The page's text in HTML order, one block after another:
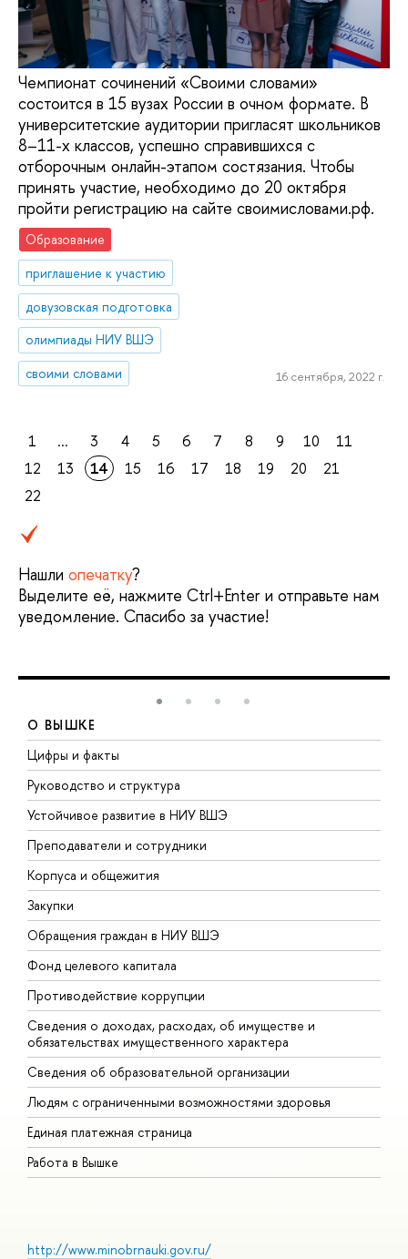
Чемпионат сочинений «Своими словами»
состоится в 15 вузах России в очном формате. В
университетские аудитории пригласят школьников
8–11-х классов, успешно справившихся с
отборочным онлайн-этапом состязания. Чтобы
принять участие, необходимо до 20 октября
пройти регистрацию на сайте своимисловами.рф.
Образование
приглашение к участию
довузовская подготовка
олимпиады НИУ ВШЭ
своими словами
16 сентября, 2022 г.
1 ... 3 4 5 6 7 8 9 10
11
12
13 14 15 16 17 18 19 20
21
22
Нашли опечатку?
Выделите её, нажмите Ctrl+Enter и отправьте нам
уведомление. Спасибо за участие!
О ВЫШКЕ
Цифры и факты
Руководство и структура
Устойчивое развитие в НИУ ВШЭ
Преподаватели и сотрудники
Корпуса и общежития
Закупки
Обращения граждан в НИУ ВШЭ
Фонд целевого капитала
Противодействие коррупции
Сведения о доходах, расходах, об имуществе и
обязательствах имущественного характера
Сведения об образовательной организации
Людям с ограниченными возможностями здоровья
Единая платежная страница
Работа в Вышке
http://www.minobrnauki.gov.ru/